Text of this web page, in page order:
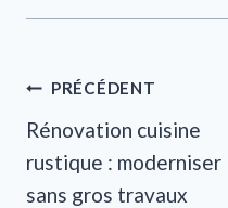
Navigation
de
l’article
PRÉCÉDENT
Rénovation cuisine
rustique : moderniser
sans gros travaux